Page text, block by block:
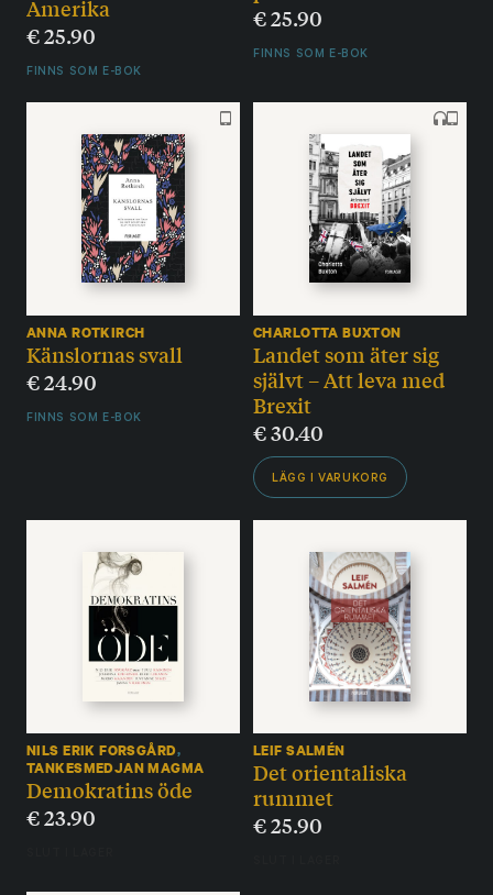
Amerika
€25.90
FINNS SOM E-BOK
€25.90
FINNS SOM E-BOK
ANNA ROTKIRCH
Känslornas svall
€24.90
FINNS SOM E-BOK
CHARLOTTA BUXTON
Landet som äter sig
självt – Att leva med
Brexit
€30.40
LÄGG I VARUKORG
NILS ERIK FORSGÅRD,
TANKESMEDJAN MAGMA
Demokratins öde
€23.90
LEIF SALMÉN
Det orientaliska
rummet
€25.90